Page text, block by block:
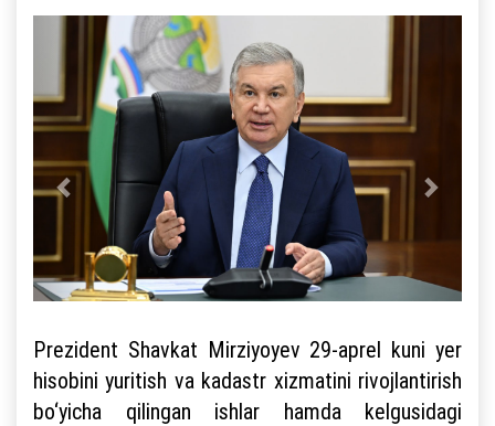
Prezident Shavkat Mirziyoyev 29-aprel kuni yer
hisobini yuritish va kadastr xizmatini rivojlantirish
bo‘yicha qilingan ishlar hamda kelgusidagi